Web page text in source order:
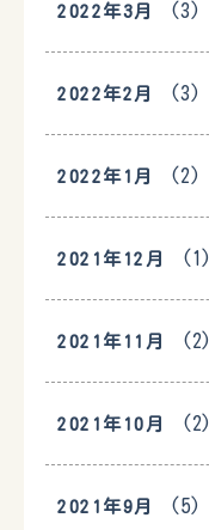
2022年3月 (3)
2022年2月 (3)
2022年1月 (2)
2021年12月 (1)
2021年11月 (2)
2021年10月 (2)
2021年9月 (5)